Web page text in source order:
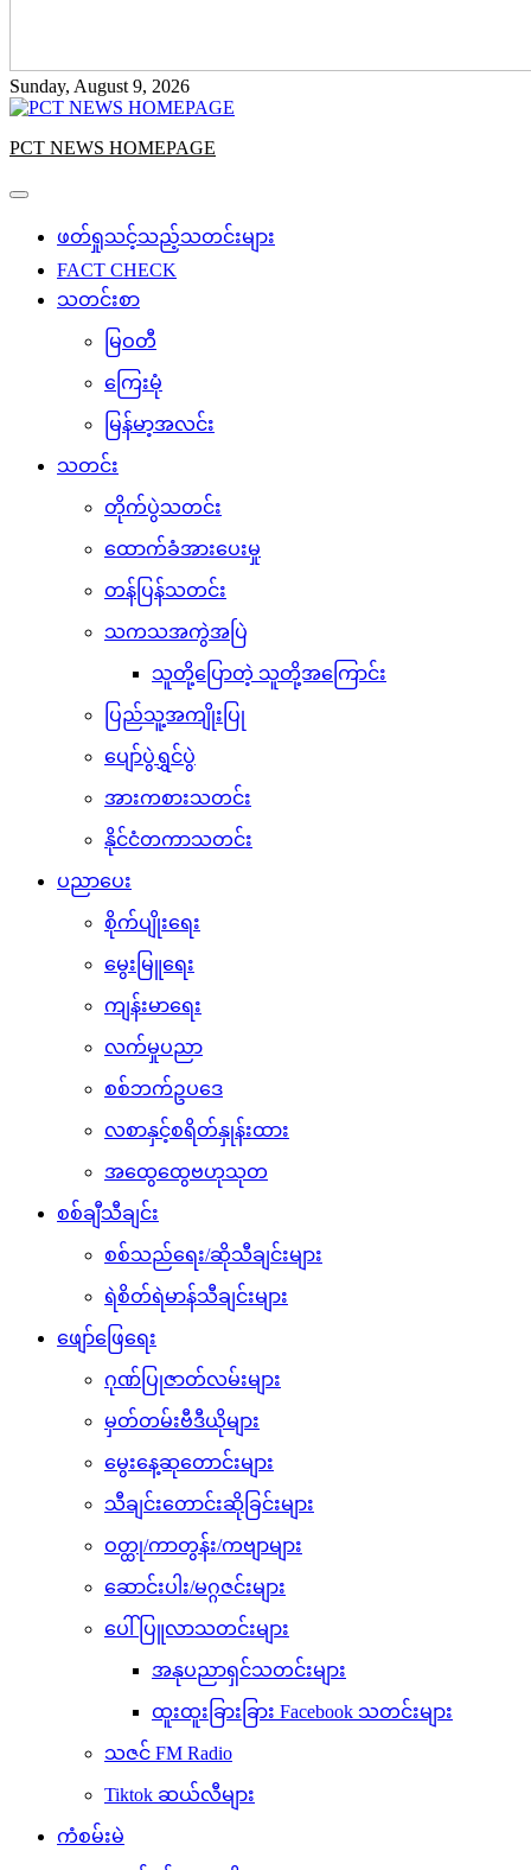
Sunday, August 9, 2026
PCT NEWS HOMEPAGE
ဖတ်ရှုသင့်သည့်သတင်းများ
FACT CHECK
သတင်းစာ
မြဝတီ
ကြေးမုံ
မြန်မာ့အလင်း
သတင်း
တိုက်ပွဲသတင်း
ထောက်ခံအားပေးမှု
တန်ပြန်သတင်း
သကသအကွဲအပြဲ
သူတို့ပြောတဲ့ သူတို့အကြောင်း
ပြည်သူ့အကျိုးပြု
ပျော်ပွဲရွှင်ပွဲ
အားကစားသတင်း
နိုင်ငံတကာသတင်း
ပညာပေး
စိုက်ပျိုးရေး
မွေးမြူရေး
ကျန်းမာရေး
လက်မှုပညာ
စစ်ဘက်ဥပဒေ
လစာနှင့်စရိတ်နှုန်းထား
အထွေထွေဗဟုသုတ
စစ်ချီသီချင်း
စစ်သည်ရေး/ဆိုသီချင်းများ
ရဲစိတ်ရဲမာန်သီချင်းများ
ဖျော်ဖြေရေး
ဂုဏ်ပြုဇာတ်လမ်းများ
မှတ်တမ်းဗီဒီယိုများ
မွေးနေ့ဆုတောင်းများ
သီချင်းတောင်းဆိုခြင်းများ
ဝတ္ထု/ကာတွန်း/ကဗျာများ
ဆောင်းပါး/မဂ္ဂဇင်းများ
ပေါ်ပြူလာသတင်းများ
အနုပညာရှင်သတင်းများ
ထူးထူးခြားခြား Facebook သတင်းများ
သဇင် FM Radio
Tiktok ဆယ်လီများ
ကံစမ်းမဲ